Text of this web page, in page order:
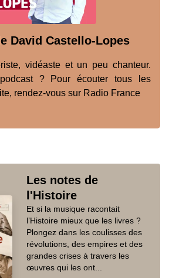
David Castello-Lopes
vidéaste et un peu chanteur.
? Pour écouter tous les
rendez-vous sur Radio France
Les notes de
l'Histoire
Et si la musique racontait
l’Histoire mieux que les livres ?
Plongez dans les coulisses des
révolutions, des empires et des
grandes crises à travers les
œuvres qui les ont...